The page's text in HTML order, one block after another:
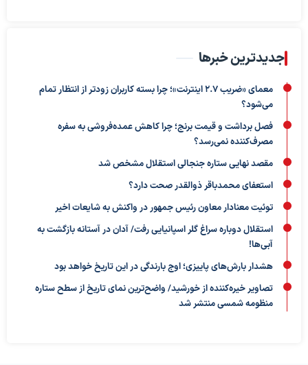
جدیدترین خبرها
معمای «ضریب ۲.۷ اینترنت»؛ چرا بسته کاربران زودتر از انتظار تمام
می‌شود؟
فصل برداشت و قیمت برنج؛ چرا کاهش عمده‌فروشی به سفره
مصرف‌کننده نمی‌رسد؟
مقصد نهایی ستاره جنجالی استقلال مشخص شد
استعفای محمدباقر ذوالقدر صحت دارد؟
توئیت معنادار معاون رئیس جمهور در واکنش به شایعات اخیر
استقلال دوباره سراغ گلر اسپانیایی رفت/ آدان در آستانه بازگشت به
آبی‌ها!
هشدار بارش‌های پاییزی؛ اوج بارندگی در این تاریخ خواهد بود
تصاویر خیره‌کننده از خورشید/ واضح‌ترین نمای تاریخ از سطح ستاره
منظومه شمسی منتشر شد